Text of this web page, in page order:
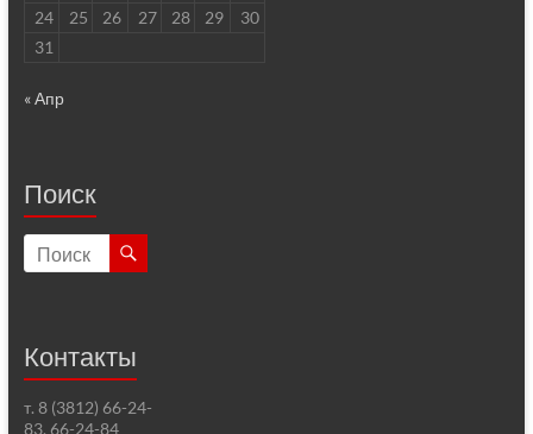
24
25 26 27 28 29
30
31
« Апр
Поиск
Контакты
т. 8 (3812) 66-24-
83, 66-24-84